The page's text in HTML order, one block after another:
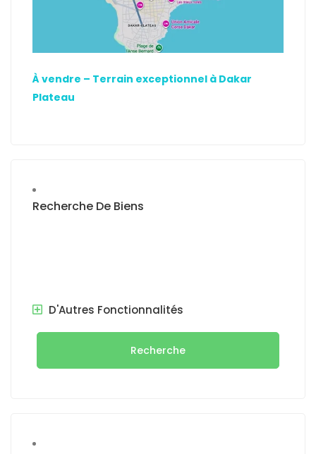
À vendre – Terrain exceptionnel à Dakar
Plateau
Recherche De Biens
D'Autres Fonctionnalités
Recherche